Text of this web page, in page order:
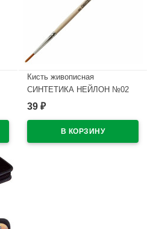
Кисть живописная
СИНТЕТИКА НЕЙЛОН №02
круглая
39 ₽